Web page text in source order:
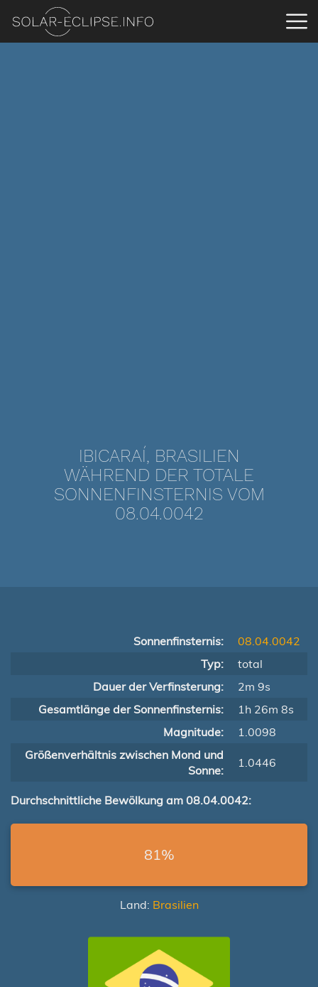
IBICARAÍ, BRASILIEN
WÄHREND DER TOTALE
SONNENFINSTERNIS VOM
08.04.0042
Sonnenfinsternis:
08.04.0042
Typ:
total
Dauer der Verfinsterung:
2m 9s
Gesamtlänge der Sonnenfinsternis:
1h 26m 8s
Magnitude:
1.0098
Größenverhältnis zwischen Mond und
Sonne:
1.0446
Durchschnittliche Bewölkung am 08.04.0042:
81%
Land: Brasilien